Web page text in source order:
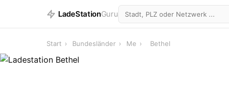
LadeStationGuru
Start › Bundesländer › Me › Bethel